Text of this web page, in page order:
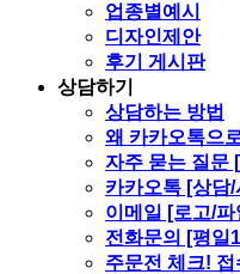
업종별예시
디자인제안
후기 게시판
상담하기
상담하는 방법
왜 카카오톡으
자주 묻는 질문
카카오톡 [상담/
이메일 [로고/파
전화문의 [평일
주문전 체크!